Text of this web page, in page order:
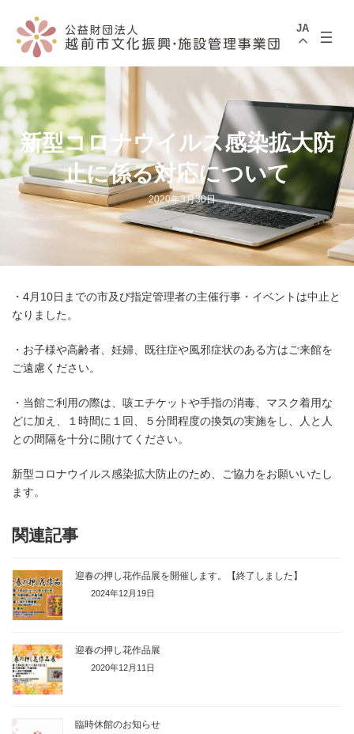
へ
ス
キ
ッ
プ
ョ
ン
に
移
動
JA
新型コロナウイルス感染拡大防
止に係る対応について
2020年3月30日
・4月10日までの市及び指定管理者の主催行事・イベントは中止と
なりました。
・お子様や高齢者、妊婦、既往症や風邪症状のある方はご来館を
ご遠慮ください。
・当館ご利用の際は、咳エチケットや手指の消毒、マスク着用な
どに加え、１時間に１回、５分間程度の換気の実施をし、人と人
との間隔を十分に開けてください。
新型コロナウイルス感染拡大防止のため、ご協力をお願いいたし
ます。
関連記事
迎春の押し花作品展を開催します。【終了しました】
2024年12月19日
迎春の押し花作品展
2020年12月11日
臨時休館のお知らせ